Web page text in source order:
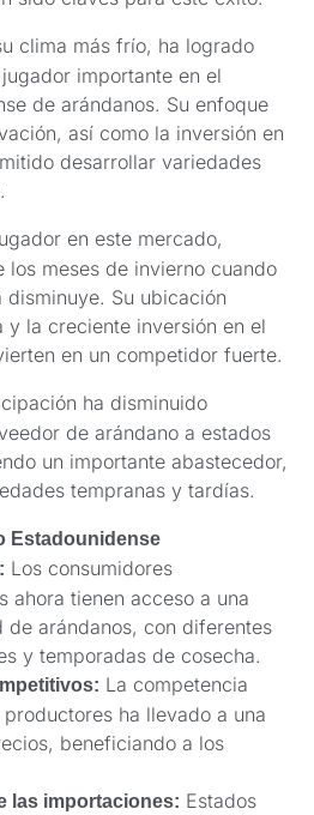
clima más frío, ha logrado
importante en el
de arándanos. Su enfoque
así como la inversión en
desarrollar variedades
en este mercado,
los meses de invierno cuando
Su ubicación
la creciente inversión en el
en un competidor fuerte.
ha disminuido
de arándano a estados
un importante abastecedor,
tempranas y tardías.
Estadounidense
Los consumidores
ahora tienen acceso a una
de arándanos, con diferentes
y temporadas de cosecha.
La competencia
ha llevado a una
beneficiando a los
las importaciones: Estados